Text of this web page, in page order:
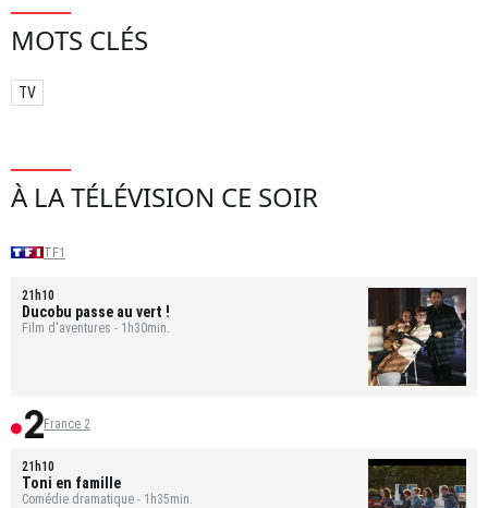
MOTS CLÉS
TV
À LA TÉLÉVISION CE SOIR
TF1
21h10
Ducobu passe au vert !
Film d'aventures - 1h30min.
France 2
21h10
Toni en famille
Comédie dramatique - 1h35min.